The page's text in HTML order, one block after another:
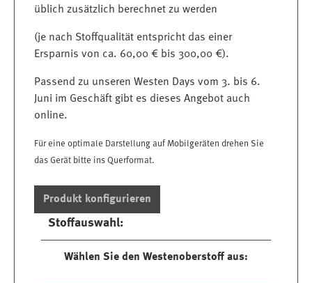
üblich zusätzlich berechnet zu werden
(je nach Stoffqualität entspricht das einer
Ersparnis von ca. 60,00 € bis 300,00 €).
Passend zu unseren Westen Days vom 3. bis 6.
Juni im Geschäft gibt es dieses Angebot auch
online.
Für eine optimale Darstellung auf Mobilgeräten drehen Sie
das Gerät bitte ins Querformat.
Produkt konfigurieren
Stoffauswahl:
Wählen Sie den Westenoberstoff aus: